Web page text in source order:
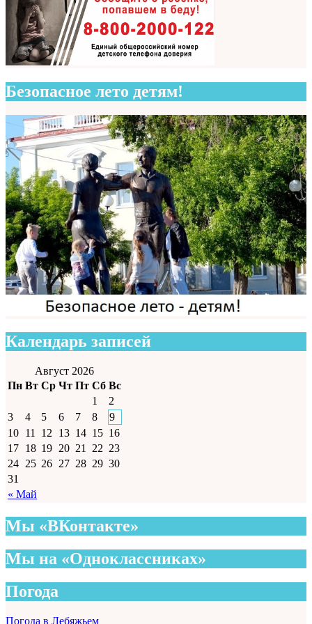
Безопасное лето детям!
Календарь записей
Август 2026
Пн Вт Ср Чт Пт Сб Вс
« Май
1
2
3
4 5 6 7 8
9
10 11 12 13 14 15 16
17 18 19 20 21 22 23
24 25 26 27 28 29 30
31
Мы «ВКонтакте»
Мы на «Одноклассниках»
Погода
Погода в Лебяжьем